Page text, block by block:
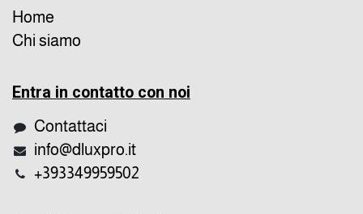
Home
Chi siamo
Entra in contatto con noi
Contattaci
info@dluxpro.it
+393349959502